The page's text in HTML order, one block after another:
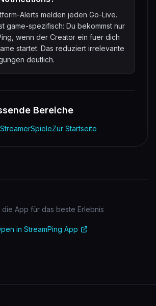
Alerts melden jeden Go-Live.
game-spezifisch: Du bekommst nur
wenn der Creator ein fuer dich
startet. Das reduziert irrelevante
deutlich.
Bereiche
StreamerSpieleZur Startseite
die App für das beste Erlebnis
in StreamPing App